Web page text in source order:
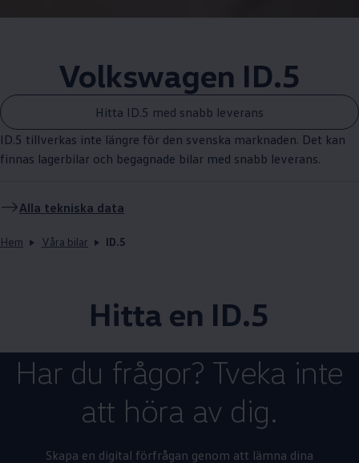
Volkswagen ID.5
Hitta ID.5 med snabb leverans
ID.5 tillverkas inte längre för den svenska marknaden. Det kan
finnas lagerbilar och begagnade bilar med snabb leverans.
Alla tekniska data
Hem Våra bilar ID.5
Hitta en ID.5
Har du frågor? Tveka inte
att höra av dig.
Skapa en digital förfrågan genom att lämna dina